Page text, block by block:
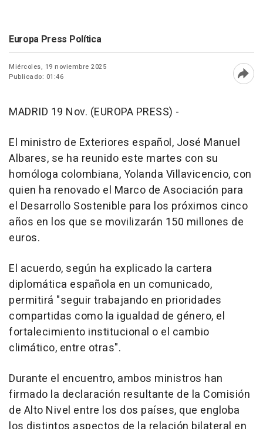
Europa Press Política
Miércoles, 19 noviembre 2025
Publicado: 01:46
MADRID 19 Nov. (EUROPA PRESS) -
El ministro de Exteriores español, José Manuel
Albares, se ha reunido este martes con su
homóloga colombiana, Yolanda Villavicencio, con
quien ha renovado el Marco de Asociación para
el Desarrollo Sostenible para los próximos cinco
años en los que se movilizarán 150 millones de
euros.
El acuerdo, según ha explicado la cartera
diplomática española en un comunicado,
permitirá "seguir trabajando en prioridades
compartidas como la igualdad de género, el
fortalecimiento institucional o el cambio
climático, entre otras".
Durante el encuentro, ambos ministros han
firmado la declaración resultante de la Comisión
de Alto Nivel entre los dos países, que engloba